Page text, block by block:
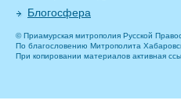
Блогосфера
© Приамурская митрополия Русской
По благословению Митрополита
При копировании материалов активная